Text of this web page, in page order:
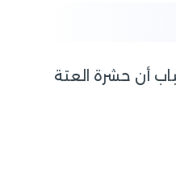
أن حشرة العتة